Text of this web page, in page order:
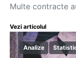
Multe contracte
Vezi articolul
Analize